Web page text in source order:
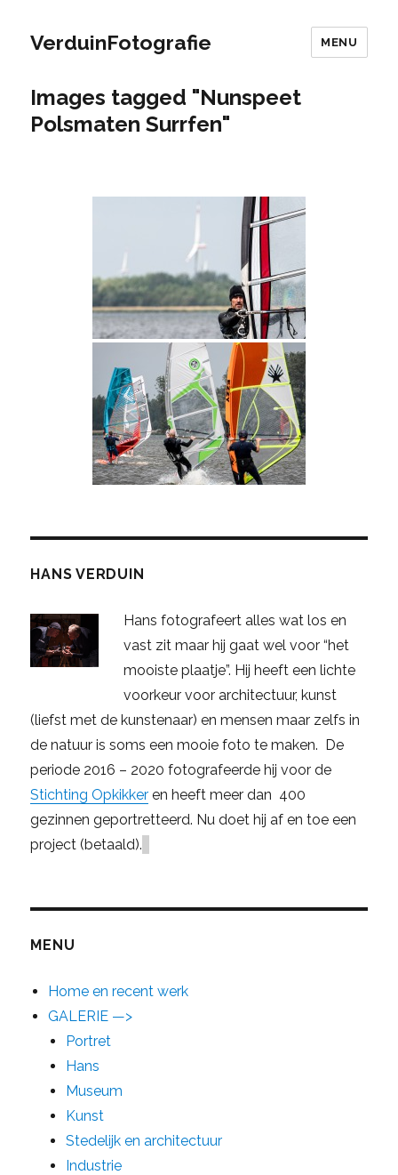
VerduinFotografie MENU
Images tagged "Nunspeet
Polsmaten Surrfen"
HANS VERDUIN
Hans fotografeert alles wat los en
vast zit maar hij gaat wel voor “het
mooiste plaatje”. Hij heeft een lichte
voorkeur voor architectuur, kunst
(liefst met de kunstenaar) en mensen maar zelfs in
de natuur is soms een mooie foto te maken. De
periode 2016 – 2020 fotografeerde hij voor de
Stichting Opkikker en heeft meer dan 400
gezinnen geportretteerd. Nu doet hij af en toe een
project (betaald).
MENU
Home en recent werk
GALERIE —>
Portret
Hans
Museum
Kunst
Stedelijk en architectuur
Industrie